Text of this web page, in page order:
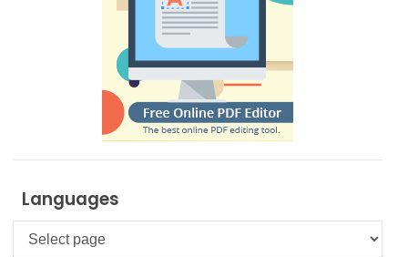
Languages
Languages